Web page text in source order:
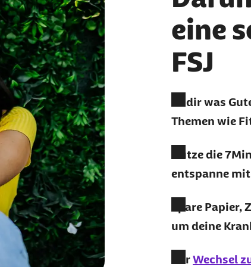
eine
FSJ
Tu dir was
Themen wie
Nutze die
entspanne
Spare
um deine
DerWechsel